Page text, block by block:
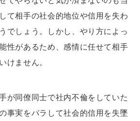
て相手の社会的地位や信用を失わ
でしょう。しかし、やり方によっ
性があるため、感情に任せて相手
けません。
が同僚同士で社内不倫をしていた
事実をバラして社会的信用を失墜